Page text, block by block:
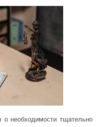
о необходимости тщательно